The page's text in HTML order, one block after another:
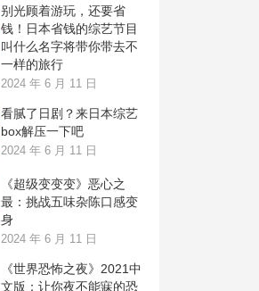
别光顾着游玩，还要省
钱！日本省钱的综艺节目
叫什么名字将带你带去不
一样的旅行
2024 年 6 月 11 日
看腻了日剧？来日本综艺
box解压一下吧
2024 年 6 月 11 日
《超级变变变》恶心之
最：挑战五味杂陈口感变
身
2024 年 6 月 11 日
《世界恐怖之夜》2021中
文版：让你夜不能寐的恐